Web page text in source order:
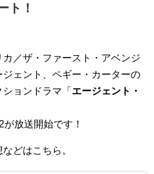
ト！
／ザ・ファースト・アベンジ
ェント、ペギー・カーターの
ョンドラマ「 エージェント・
放送開始です！
どはこちら。